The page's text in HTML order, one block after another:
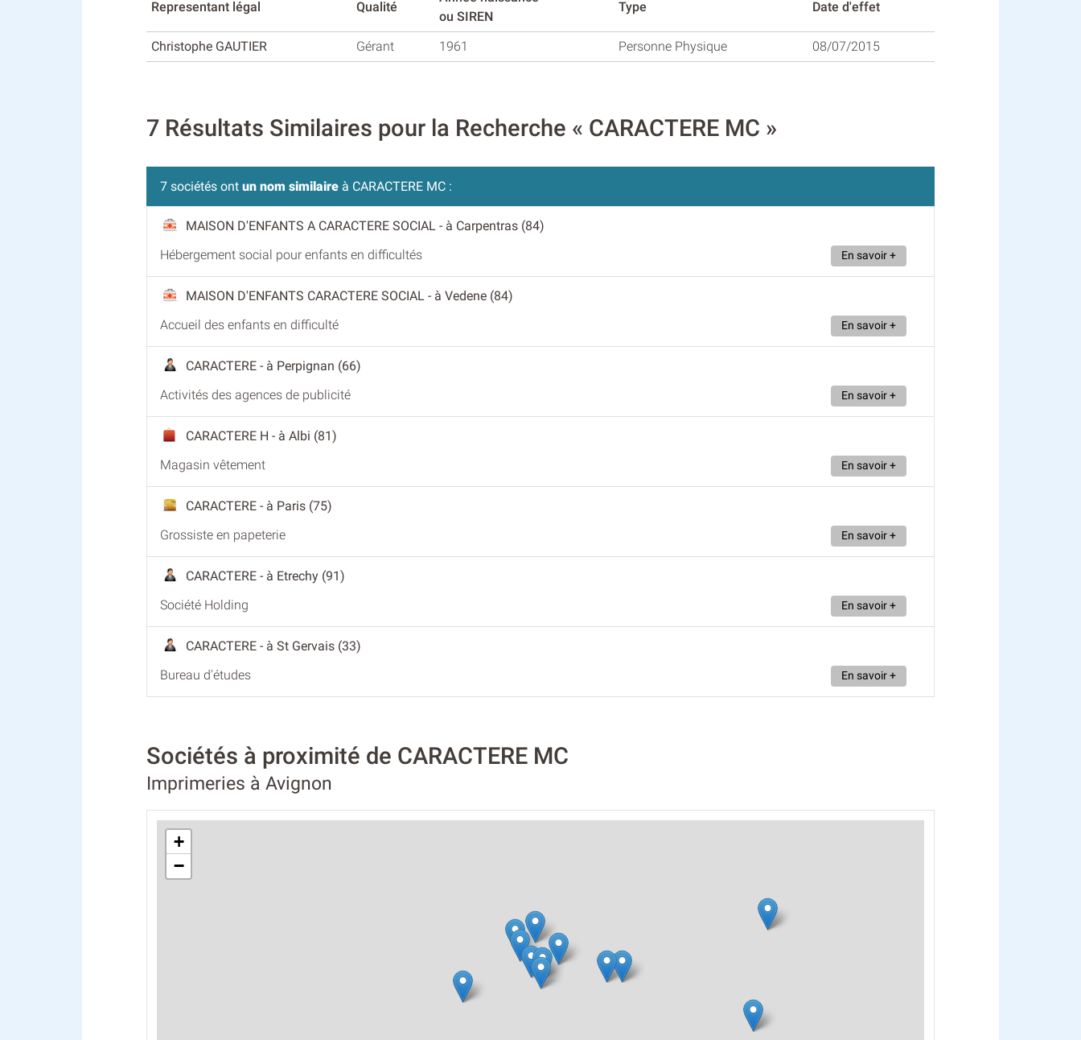
Representant légal Qualité
ou SIREN
Type Date d'effet
Christophe GAUTIER Gérant 1961 Personne Physique 08/07/2015
7 Résultats Similaires pour la Recherche « CARACTERE MC »
7 sociétés ont un nom similaire à CARACTERE MC :
MAISON D'ENFANTS A CARACTERE SOCIAL - à Carpentras (84)
Hébergement social pour enfants en difficultés
En savoir +
MAISON D'ENFANTS CARACTERE SOCIAL - à Vedene (84)
Accueil des enfants en difficulté
En savoir +
CARACTERE - à Perpignan (66)
Activités des agences de publicité
En savoir +
CARACTERE H - à Albi (81)
Magasin vêtement
En savoir +
CARACTERE - à Paris (75)
Grossiste en papeterie
En savoir +
CARACTERE - à Etrechy (91)
Société Holding
En savoir +
CARACTERE - à St Gervais (33)
Bureau d'études
En savoir +
Sociétés à proximité de CARACTERE MC
Imprimeries à Avignon
+
−